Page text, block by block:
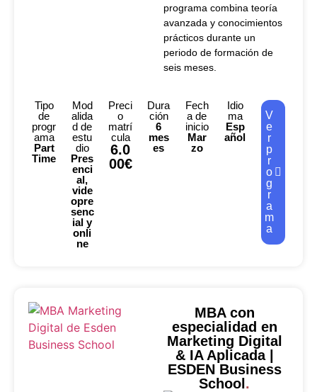
programa combina teoría
avanzada y conocimientos
prácticos durante un
periodo de formación de
seis meses.
Tipo
de
progr
ama
Part
Time
Mod
alida
d de
estu
dio
Pres
enci
al,
vide
opre
senc
ial y
onli
ne
Preci
o
matrí
cula
6.0
00€
Dura
ción
6
mes
es
Fech
a de
inicio
Mar
zo
Idio
ma
Esp
añol
V
e
r
p
r
o
g
r
a
m
a
MBA con
especialidad en
Marketing Digital
& IA Aplicada |
ESDEN Business
School.